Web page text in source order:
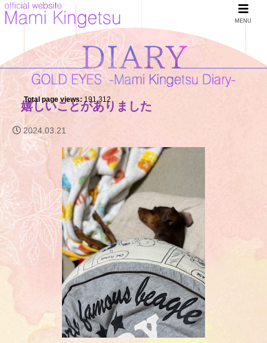
Total page views: 191,312
嬉しいことがありました
2024.03.21
MENU